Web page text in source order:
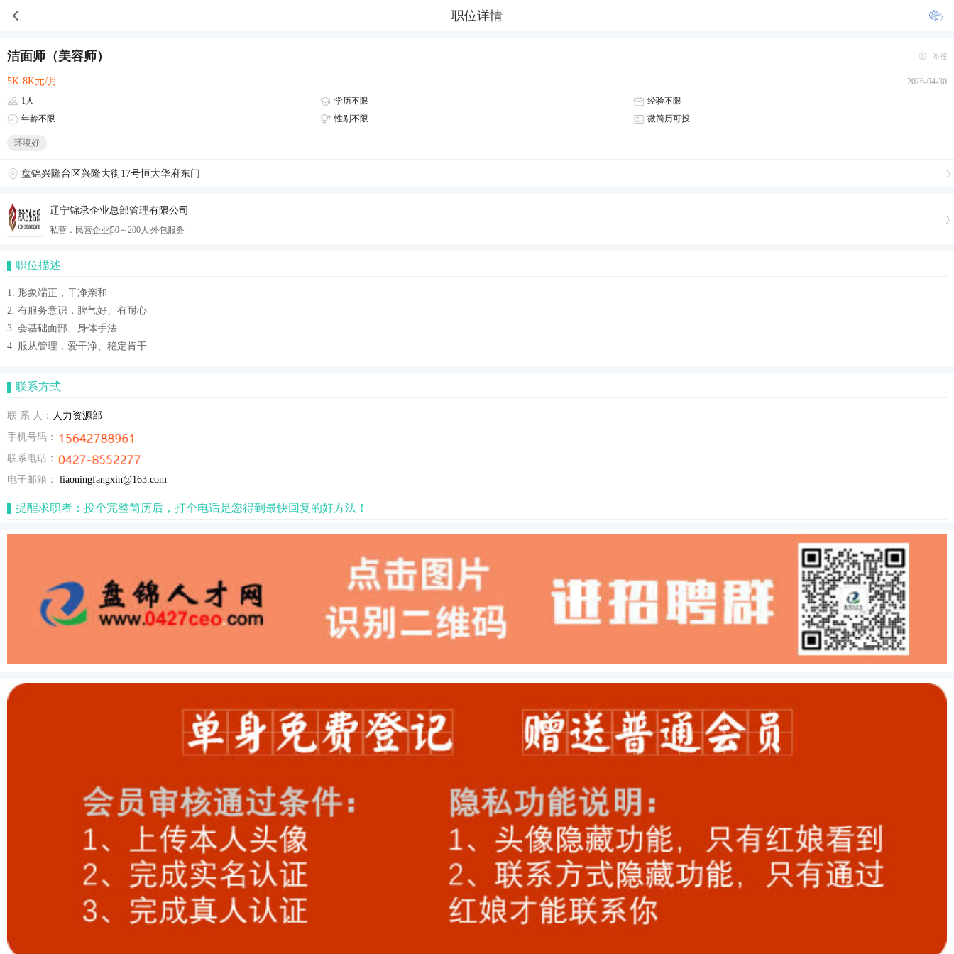
职位详情
洁面师（美容师） 举报
5K-8K元/月
2026-04-30
1人
学历不限
经验不限
年龄不限
性别不限 微简历可投
环境好
盘锦兴隆台区兴隆大街17号恒大华府东门
辽宁锦承企业总部管理有限公司
私营．民营企业|50～200人|外包服务
职位描述
1. 形象端正，干净亲和
2. 有服务意识，脾气好、有耐心
3. 会基础面部、身体手法
4. 服从管理，爱干净、稳定肯干
联系方式
联 系 人： 人力资源部
手机号码：
联系电话：
电子邮箱：
liaoningfangxin@163.com
提醒求职者：投个完整简历后，打个电话是您得到最快回复的好方法！